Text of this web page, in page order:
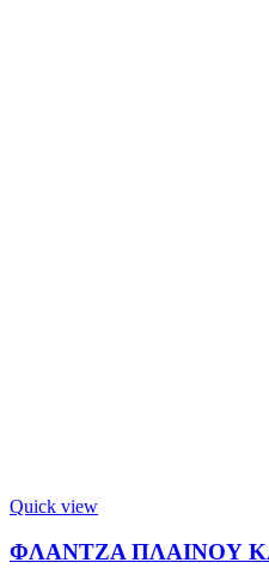
Quick view
ΦΛΑΝΤΖΑ ΠΛΑΙΝΟΥ